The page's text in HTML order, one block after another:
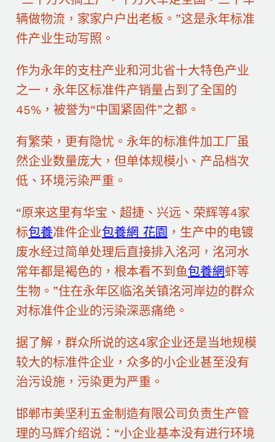
辆做物流，家家户户出老板。”这是永年标准
件产业生动写照。
作为永年的支柱产业和河北省十大特色产业
之一，永年区标准件产销量占到了全国的
45%，被誉为“中国紧固件”之都。
有繁荣，更有隐忧。永年的标准件加工厂虽
然企业数量庞大，但单体规模小、产品档次
低、环境污染严重。
“原来这里有华宝、超捷、兴远、荣辉等4家
标包養准件企业包養網 花園 ，生产中的电镀
废水经过简单处理后直接排入洺河，洺河水
常年都是褐色的，根本看不到鱼包養網虾等
生物。”住在永年区临洺关镇洺河岸边的群众
对标准件企业的污染深恶痛绝。
据了解，群众所说的这4家企业还是当地规模
较大的标准件企业，众多的小企业甚至没有
治污设施，污染更为严重。
邯郸市美坚利五金制造有限公司负责生产管
理的马辉介绍说：“小企业基本没有进行环境